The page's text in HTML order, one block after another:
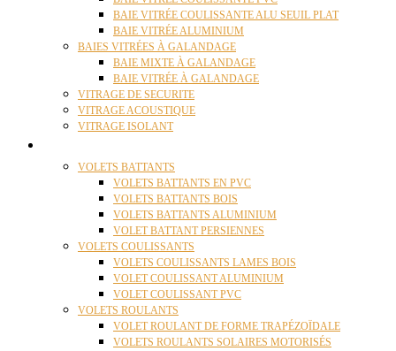
BAIE VITRÉE COULISSANTE ALU SEUIL PLAT
BAIE VITRÉE ALUMINIUM
BAIES VITRÉES À GALANDAGE
BAIE MIXTE À GALANDAGE
BAIE VITRÉE À GALANDAGE
VITRAGE DE SECURITE
VITRAGE ACOUSTIQUE
VITRAGE ISOLANT
VOLETS BATTANTS
VOLETS BATTANTS EN PVC
VOLETS BATTANTS BOIS
VOLETS BATTANTS ALUMINIUM
VOLET BATTANT PERSIENNES
VOLETS COULISSANTS
VOLETS COULISSANTS LAMES BOIS
VOLET COULISSANT ALUMINIUM
VOLET COULISSANT PVC
VOLETS ROULANTS
VOLET ROULANT DE FORME TRAPÉZOÏDALE
VOLETS ROULANTS SOLAIRES MOTORISÉS